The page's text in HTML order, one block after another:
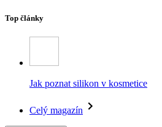
Top články
Jak poznat silikon v kosmetice
Celý magazín